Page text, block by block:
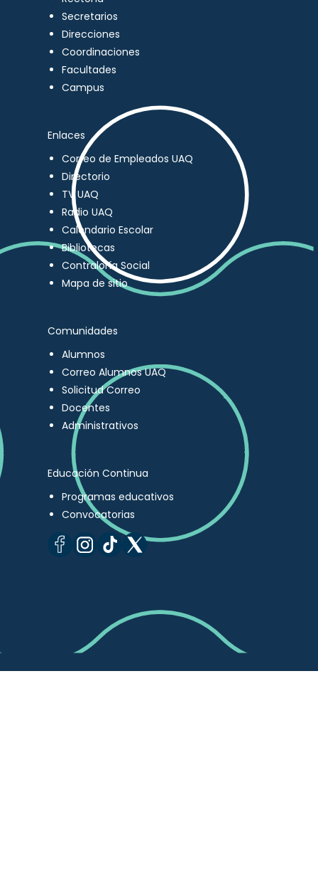
Secretarios
Direcciones
Coordinaciones
Facultades
Campus
Enlaces
Correo de Empleados UAQ
Directorio
TV UAQ
Radio UAQ
Calendario Escolar
Bibliotecas
Contraloría Social
Mapa de sitio
Comunidades
Alumnos
Correo Alumnos UAQ
Solicitud Correo
Docentes
Administrativos
Educación Continua
Programas educativos
Convocatorias